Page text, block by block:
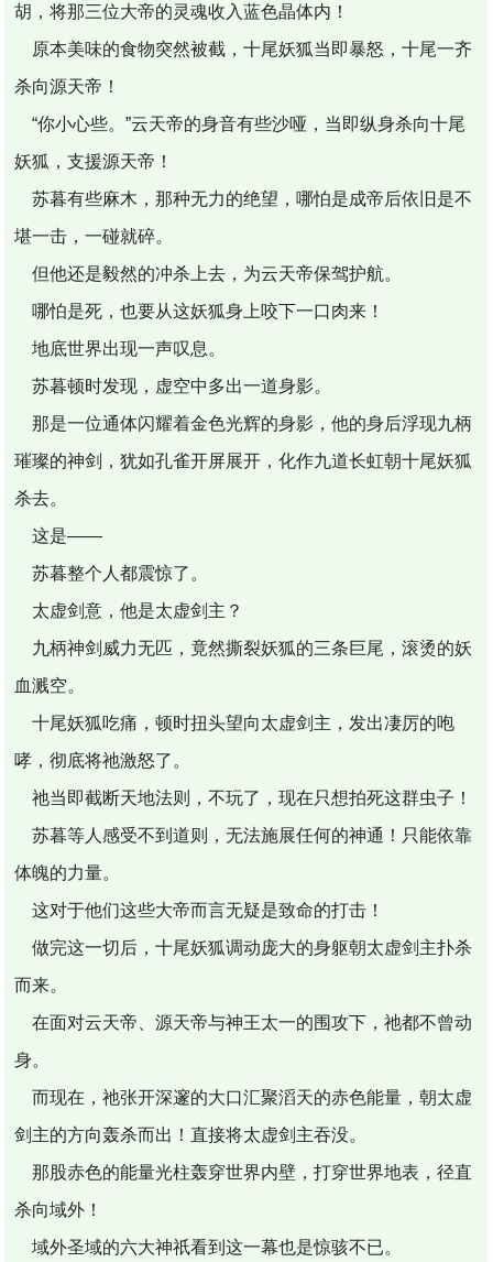
胡，将那三位大帝的灵魂收入蓝色晶体内！
原本美味的食物突然被截，十尾妖狐当即暴怒，十尾一齐
杀向源天帝！
“你小心些。”云天帝的身音有些沙哑，当即纵身杀向十尾
妖狐，支援源天帝！
苏暮有些麻木，那种无力的绝望，哪怕是成帝后依旧是不
堪一击，一碰就碎。
但他还是毅然的冲杀上去，为云天帝保驾护航。
哪怕是死，也要从这妖狐身上咬下一口肉来！
地底世界出现一声叹息。
苏暮顿时发现，虚空中多出一道身影。
那是一位通体闪耀着金色光辉的身影，他的身后浮现九柄
璀璨的神剑，犹如孔雀开屏展开，化作九道长虹朝十尾妖狐
杀去。
这是——
苏暮整个人都震惊了。
太虚剑意，他是太虚剑主？
九柄神剑威力无匹，竟然撕裂妖狐的三条巨尾，滚烫的妖
血溅空。
十尾妖狐吃痛，顿时扭头望向太虚剑主，发出凄厉的咆
哮，彻底将祂激怒了。
祂当即截断天地法则，不玩了，现在只想拍死这群虫子！
苏暮等人感受不到道则，无法施展任何的神通！只能依靠
体魄的力量。
这对于他们这些大帝而言无疑是致命的打击！
做完这一切后，十尾妖狐调动庞大的身躯朝太虚剑主扑杀
而来。
在面对云天帝、源天帝与神王太一的围攻下，祂都不曾动
身。
而现在，祂张开深邃的大口汇聚滔天的赤色能量，朝太虚
剑主的方向轰杀而出！直接将太虚剑主吞没。
那股赤色的能量光柱轰穿世界内壁，打穿世界地表，径直
杀向域外！
域外圣域的六大神祇看到这一幕也是惊骇不已。